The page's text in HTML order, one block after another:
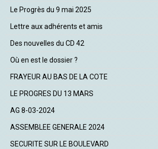
Le Progrès du 9 mai 2025
Lettre aux adhérents et amis
Des nouvelles du CD 42
Où en est le dossier ?
FRAYEUR AU BAS DE LA COTE
LE PROGRES DU 13 MARS
AG 8-03-2024
ASSEMBLEE GENERALE 2024
SECURITE SUR LE BOULEVARD